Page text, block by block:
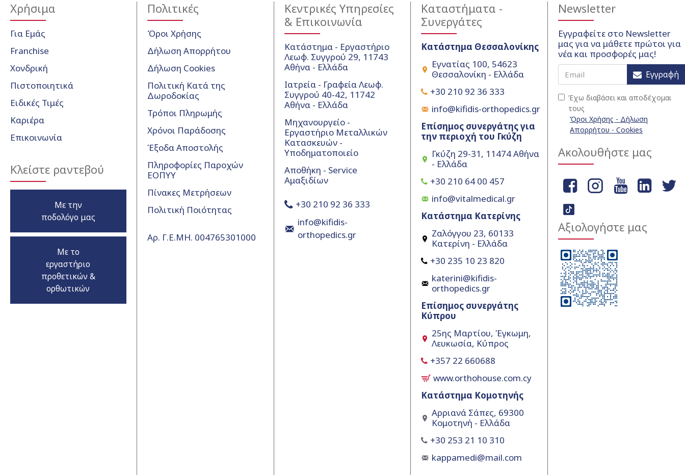
Χρήσιμα
Για Εμάς
Franchise
Χονδρική
Πιστοποιητικά
Ειδικές Τιμές
Καριέρα
Επικοινωνία
Κλείστε ραντεβού
Με την
ποδολόγο μας
Με το
εργαστήριο
προθετικών &
ορθωτικών
Πολιτικές
Όροι Χρήσης
Δήλωση Απορρήτου
Δήλωση Cookies
Πολιτική Κατά της
Δωροδοκίας
Τρόποι Πληρωμής
Χρόνοι Παράδοσης
Έξοδα Αποστολής
Πληροφορίες Παροχών
ΕΟΠΥΥ
Πίνακες Μετρήσεων
Πολιτική Ποιότητας
Αρ. Γ.Ε.ΜΗ. 004765301000
Κεντρικές Υπηρεσίες
& Επικοινωνία
Κατάστημα - Εργαστήριο
Λεωφ. Συγγρού 29, 11743
Αθήνα - Ελλάδα
Ιατρεία - Γραφεία Λεωφ.
Συγγρού 40-42, 11742
Αθήνα - Ελλάδα
Μηχανουργείο -
Εργαστήριο Μεταλλικών
Κατασκευών -
Υποδηματοποιείο
Αποθήκη - Service
Αμαξιδίων
+30 210 92 36 333
info@kifidis-
orthopedics.gr
Καταστήματα -
Συνεργάτες
Κατάστημα Θεσσαλονίκης
Εγνατίας 100, 54623
Θεσσαλονίκη - Ελλάδα
+30 210 92 36 333
info@kifidis-orthopedics.gr
Επίσημος συνεργάτης για
την περιοχή του Γκύζη
Γκύζη 29-31, 11474 Αθήνα
- Ελλάδα
+30 210 64 00 457
info@vitalmedical.gr
Κατάστημα Κατερίνης
Ζαλόγγου 23, 60133
Κατερίνη - Ελλάδα
+30 235 10 23 820
katerini@kifidis-
orthopedics.gr
Επίσημος συνεργάτης
Κύπρου
25ης Μαρτίου, Έγκωμη,
Λευκωσία, Κύπρος
+357 22 660688
www.orthohouse.com.cy
Κατάστημα Κομοτηνής
Αρριανά Σάπες, 69300
Κομοτηνή - Ελλάδα
+30 253 21 10 310
kappamedi@mail.com
Newsletter
Εγγραφείτε στο Newsletter
μας για να μάθετε πρώτοι για
νέα και προσφορές μας!
Εγγραφή
Έχω διαβάσει και αποδέχομαι
τους
Όροι Χρήσης - Δήλωση
Απορρήτου - Cookies
Ακολουθήστε μας
Αξιολογήστε μας